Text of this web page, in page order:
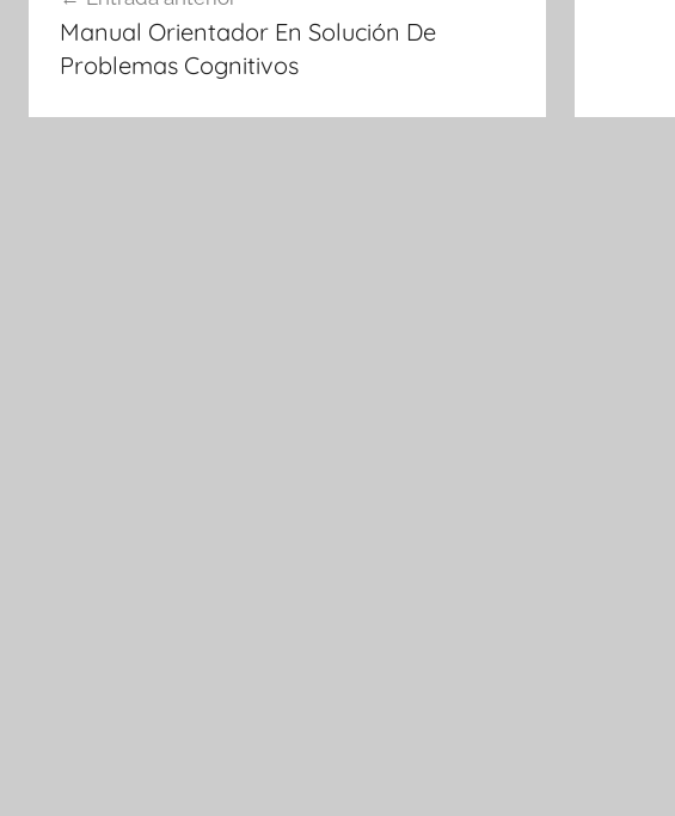
de
entradas
Manual Orientador En Solución De
Problemas Cognitivos